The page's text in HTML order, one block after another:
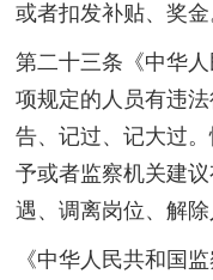
或者扣发补贴、奖金
第二十三条《中华
项规定的人员有违
告、记过、记大过
予或者监察机关建
遇、调离岗位、解
《中华人民共和国